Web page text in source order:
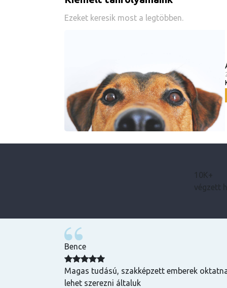
Ezeket keresik most a legtöbben.
10K+
végzett
Bence
Magas tudású, szakképzett emberek
lehet szerezni általuk